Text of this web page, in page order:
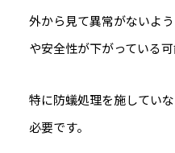
外から見て異常がないよ
や安全性が下がっている可
特に防蟻処理を施してい
必要です。